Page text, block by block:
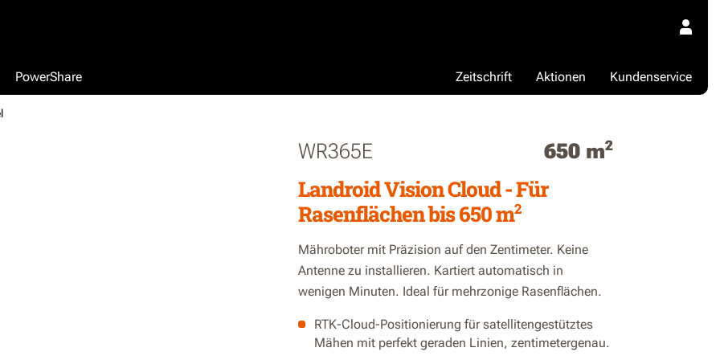
PowerShare Kundenservice
Aktionen
Zeitschrift
WR365E 650 m2
Landroid Vision Cloud - Für
Rasenflächen bis 650 m2
Mähroboter mit Präzision auf den Zentimeter. Keine
Antenne zu installieren. Kartiert automatisch in
wenigen Minuten. Ideal für mehrzonige Rasenflächen.
RTK-Cloud-Positionierung für satellitengestütztes
Mähen mit perfekt geraden Linien, zentimetergenau.